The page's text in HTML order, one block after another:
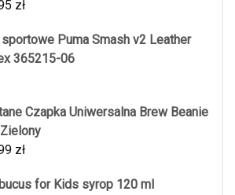
zł
sportowe Puma Smash v2 Leather
365215-06
Czapka Uniwersalna Brew Beanie
zł
for Kids syrop 120 ml